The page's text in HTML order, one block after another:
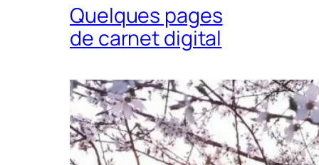
Quelques pages
de carnet digital